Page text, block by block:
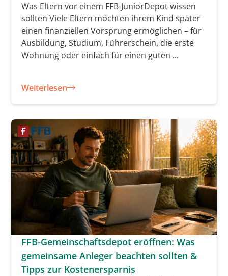
Was Eltern vor einem FFB-JuniorDepot wissen
sollten Viele Eltern möchten ihrem Kind später
einen finanziellen Vorsprung ermöglichen – für
Ausbildung, Studium, Führerschein, die erste
Wohnung oder einfach für einen guten ...
Weiterlesen
FFB-Gemeinschaftsdepot eröffnen: Was
gemeinsame Anleger beachten sollten &
Tipps zur Kostenersparnis